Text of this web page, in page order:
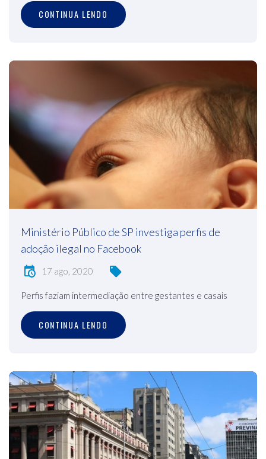
CONTINUA LENDO
Ministério Público de SP investiga perfis de
adoção ilegal no Facebook
17 ago, 2020
Perfis faziam intermediação entre gestantes e casais
CONTINUA LENDO